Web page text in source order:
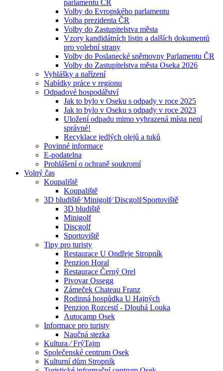
parlamentu ČR
Volby do Evropského parlamentu
Volba prezidenta ČR
Volby do Zastupitelstva města
Vzory kandidátních listin a dalších dokumentů
pro volební strany
Volby do Poslanecké sněmovny Parlamentu ČR
Volby do Zastupitelstva města Oseka 2026
Vyhlášky a nařízení
Nabídky práce v regionu
Odpadové hospodářství
Jak to bylo v Oseku s odpady v roce 2025
Jak to bylo v Oseku s odpady v roce 2023
Uložení odpadu mimo vyhrazená místa není
správné!
Recyklace jedlých olejů a tuků
Povinné informace
E-podatelna
Prohlášení o ochraně soukromí
Volný čas
Koupaliště
Koupaliště
3D bludiště⁄ Minigolf⁄ Discgolf⁄Sportoviště
3D bludiště
Minigolf
Discgolf
Sportoviště
Tipy pro turisty
Restaurace U Ondřeje Stropník
Penzion Horal
Restaurace Černý Orel
Pivovar Ossegg
Zámeček Chateau Franz
Rodinná hospůdka U Hajných
Penzion Rozcestí - Dlouhá Louka
Autocamp Osek
Informace pro turisty
Naučná stezka
Kultura ⁄ FrýTajm
Společenské centrum Osek
Kulturní dům Stropník